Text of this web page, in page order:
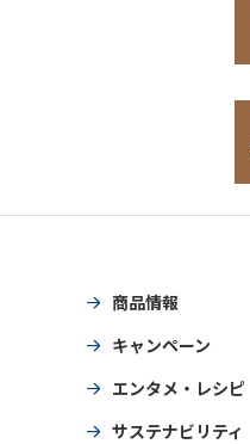
商品情報
キャンペーン
エンタメ・レシピ
サステナビリティ